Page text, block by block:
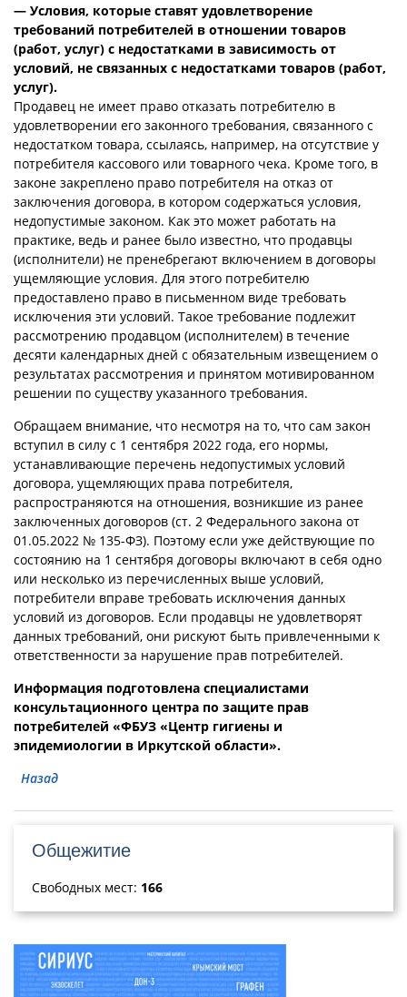
— Условия, которые ставят удовлетворение
требований потребителей в отношении товаров
(работ, услуг) с недостатками в зависимость от
условий, не связанных с недостатками товаров (работ,
услуг).
Продавец не имеет право отказать потребителю в
удовлетворении его законного требования, связанного с
недостатком товара, ссылаясь, например, на отсутствие у
потребителя кассового или товарного чека. Кроме того, в
законе закреплено право потребителя на отказ от
заключения договора, в котором содержаться условия,
недопустимые законом. Как это может работать на
практике, ведь и ранее было известно, что продавцы
(исполнители) не пренебрегают включением в договоры
ущемляющие условия. Для этого потребителю
предоставлено право в письменном виде требовать
исключения эти условий. Такое требование подлежит
рассмотрению продавцом (исполнителем) в течение
десяти календарных дней с обязательным извещением о
результатах рассмотрения и принятом мотивированном
решении по существу указанного требования.
Обращаем внимание, что несмотря на то, что сам закон
вступил в силу с 1 сентября 2022 года, его нормы,
устанавливающие перечень недопустимых условий
договора, ущемляющих права потребителя,
распространяются на отношения, возникшие из ранее
заключенных договоров (ст. 2 Федерального закона от
01.05.2022 № 135-ФЗ). Поэтому если уже действующие по
состоянию на 1 сентября договоры включают в себя одно
или несколько из перечисленных выше условий,
потребители вправе требовать исключения данных
условий из договоров. Если продавцы не удовлетворят
данных требований, они рискуют быть привлеченными к
ответственности за нарушение прав потребителей.
Информация подготовлена специалистами
консультационного центра по защите прав
потребителей «ФБУЗ «Центр гигиены и
эпидемиологии в Иркутской области».
Назад
Общежитие
Свободных мест: 166